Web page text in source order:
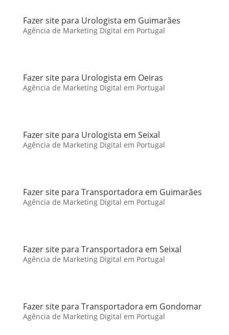
Fazer site para Urologista em Guimarães
Agência de Marketing Digital em Portugal
Fazer site para Urologista em Oeiras
Agência de Marketing Digital em Portugal
Fazer site para Urologista em Seixal
Agência de Marketing Digital em Portugal
Fazer site para Transportadora em Guimarães
Agência de Marketing Digital em Portugal
Fazer site para Transportadora em Seixal
Agência de Marketing Digital em Portugal
Fazer site para Transportadora em Gondomar
Agência de Marketing Digital em Portugal